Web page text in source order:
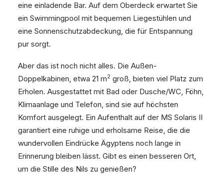
eine einladende Bar. Auf dem Oberdeck erwartet Sie
ein Swimmingpool mit bequemen Liegestühlen und
eine Sonnenschutzabdeckung, die für Entspannung
pur sorgt.
Aber das ist noch nicht alles. Die Außen-
Doppelkabinen, etwa 21 m2 groß, bieten viel Platz zum
Erholen. Ausgestattet mit Bad oder Dusche/WC, Föhn,
Klimaanlage und Telefon, sind sie auf höchsten
Komfort ausgelegt. Ein Aufenthalt auf der MS Solaris II
garantiert eine ruhige und erholsame Reise, die die
wundervollen Eindrücke Ägyptens noch lange in
Erinnerung bleiben lässt. Gibt es einen besseren Ort,
um die Stille des Nils zu genießen?